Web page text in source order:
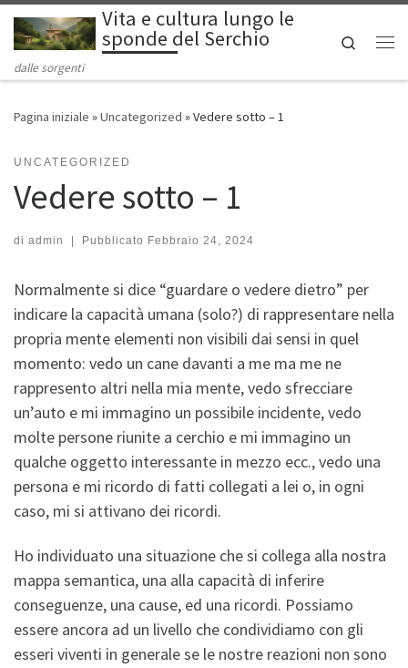
Passa al contenutoVita e cultura lungo le
sponde del Serchio
dalle sorgenti
Search
Pagina iniziale »Uncategorized »Vedere sotto – 1
UNCATEGORIZED
Vedere sotto – 1
di admin Pubblicato Febbraio 24, 2024
Normalmente si dice “guardare o vedere dietro” per
indicare la capacità umana (solo?) di rappresentare nella
propria mente elementi non visibili dai sensi in quel
momento: vedo un cane davanti a me ma me ne
rappresento altri nella mia mente, vedo sfrecciare
un’auto e mi immagino un possibile incidente, vedo
molte persone riunite a cerchio e mi immagino un
qualche oggetto interessante in mezzo ecc., vedo una
persona e mi ricordo di fatti collegati a lei o, in ogni
caso, mi si attivano dei ricordi.
Ho individuato una situazione che si collega alla nostra
mappa semantica, una alla capacità di inferire
conseguenze, una cause, ed una ricordi. Possiamo
essere ancora ad un livello che condividiamo con gli
esseri viventi in generale se le nostre reazioni non sono